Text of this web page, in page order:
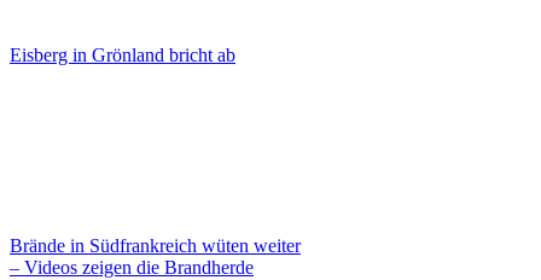
Eisberg in Grönland bricht ab
Brände in Südfrankreich wüten weiter
– Videos zeigen die Brandherde